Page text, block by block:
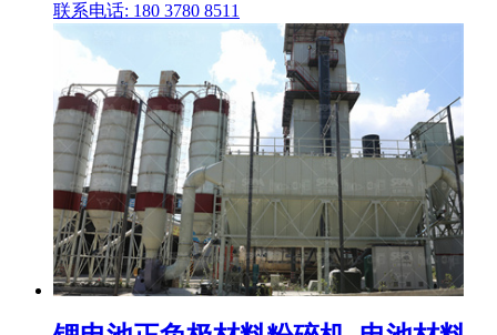
联系电话: 180 3780 8511